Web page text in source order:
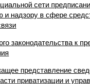
сети
надзору в сфере
законодательства к
представление
приватизации и